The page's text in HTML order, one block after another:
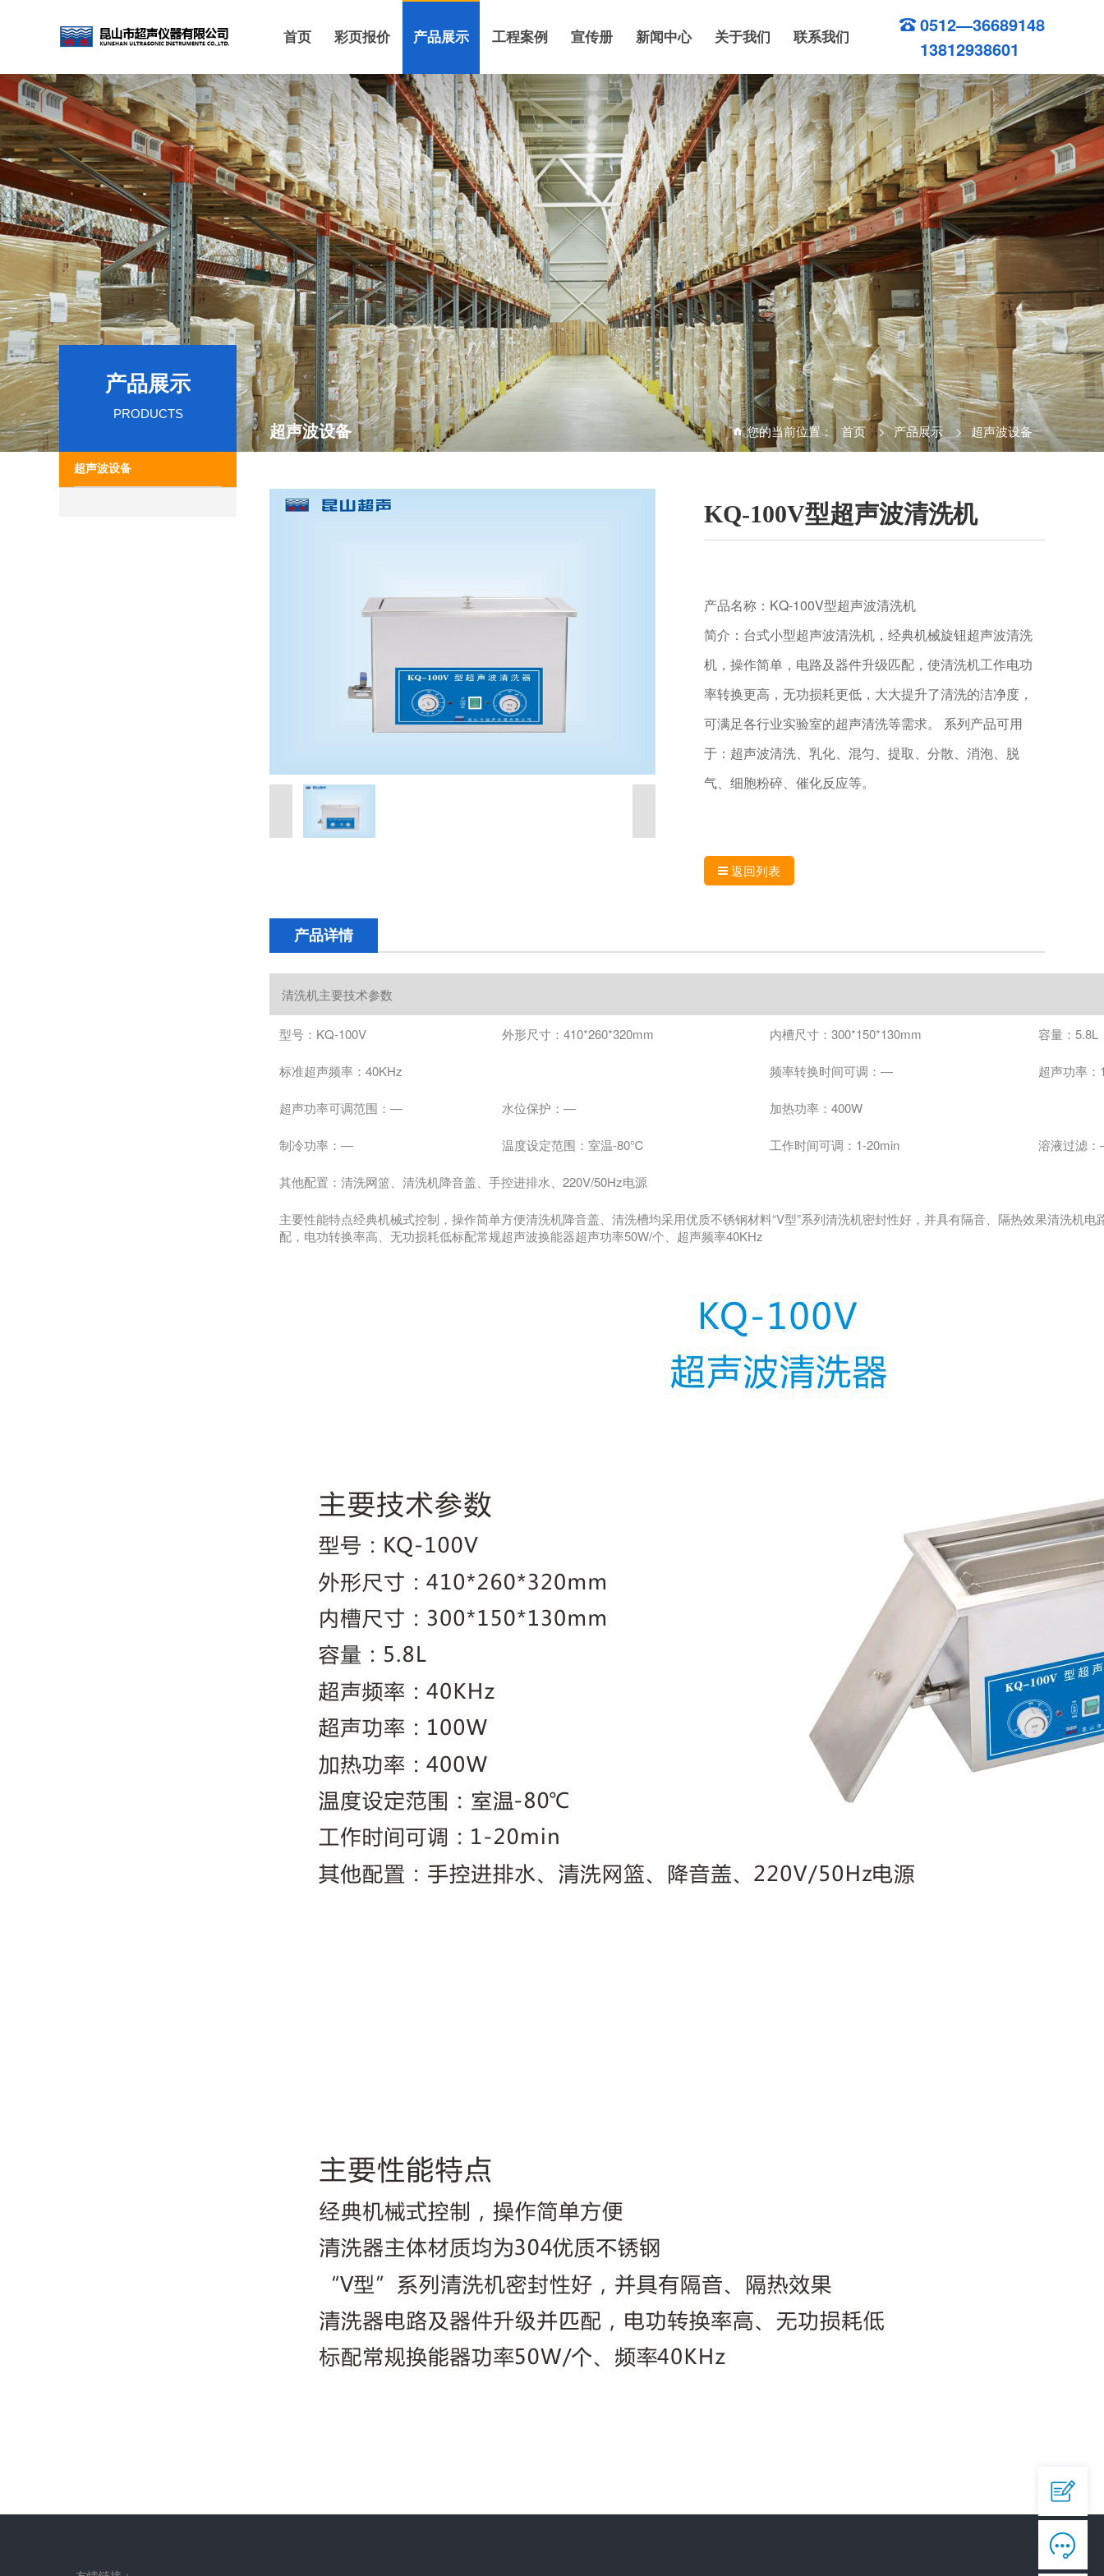
首页 彩页报价 产品展示 工程案例 宣传册 新闻中心 关于我们 联系我们
0512—36689148
13812938601
产品展示
PRODUCTS
超声波设备
超声波设备 您的当前位置： 首页 > 产品展示 > 超声波设备
KQ-100V型超声波清洗机
产品名称：KQ-100V型超声波清洗机
简介：台式小型超声波清洗机，经典机械旋钮超声波清洗
机，操作简单，电路及器件升级匹配，使清洗机工作电功
率转换更高，无功损耗更低，大大提升了清洗的洁净度，
可满足各行业实验室的超声清洗等需求。 系列产品可用
于：超声波清洗、乳化、混匀、提取、分散、消泡、脱
气、细胞粉碎、催化反应等。
返回列表
产品详情
清洗机主要技术参数
型号：KQ-100V 外形尺寸：410*260*320mm 内槽尺寸：300*150*130mm 容量：5.8L
标准超声频率：40KHz 频率转换时间可调：— 超声功率：
超声功率可调范围：— 水位保护：— 加热功率：400W
制冷功率：— 温度设定范围：室温-80℃ 工作时间可调：1-20min 溶液过滤
其他配置：清洗网篮、清洗机降音盖、手控进排水、220V/50Hz电源
主要性能特点经典机械式控制，操作简单方便清洗机降音盖、清洗槽均采用优质不锈钢材料“V型”系列清洗机密封性好，并具有隔音、隔热效果清洗机电
配，电功转换率高、无功损耗低标配常规超声波换能器超声功率50W/个、超声频率40KHz

